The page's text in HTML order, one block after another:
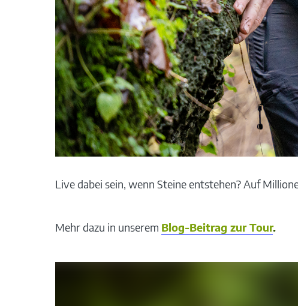
Live dabei sein, wenn Steine entstehen? Auf
Mehr dazu in unserem Blog-Beitrag zur Tour.